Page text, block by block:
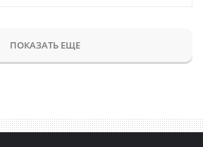
ПОКАЗАТЬ ЕЩЕ